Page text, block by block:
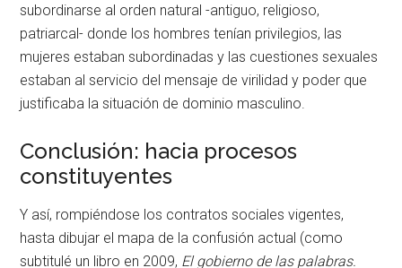
subordinarse al orden natural -antiguo, religioso,
patriarcal- donde los hombres tenían privilegios, las
mujeres estaban subordinadas y las cuestiones sexuales
estaban al servicio del mensaje de virilidad y poder que
justificaba la situación de dominio masculino.
Conclusión: hacia procesos
constituyentes
Y así, rompiéndose los contratos sociales vigentes,
hasta dibujar el mapa de la confusión actual (como
subtitulé un libro en 2009, El gobierno de las palabras.